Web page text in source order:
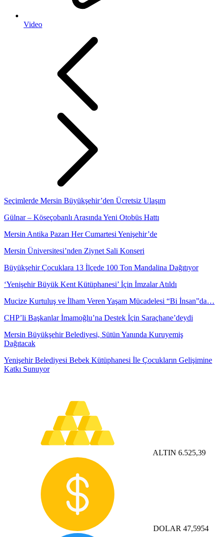
Video
Seçimlerde Mersin Büyükşehir’den Ücretsiz Ulaşım
Gülnar – Köseçobanlı Arasında Yeni Otobüs Hattı
Mersin Antika Pazarı Her Cumartesi Yenişehir’de
Mersin Üniversitesi’nden Ziynet Sali Konseri
Büyükşehir Çocuklara 13 İlçede 100 Ton Mandalina Dağıtıyor
‘Yenişehir Büyük Kent Kütüphanesi’ İçin İmzalar Atıldı
Mucize Kurtuluş ve İlham Veren Yaşam Mücadelesi “Bi İnsan”da…
CHP’li Başkanlar İmamoğlu’na Destek İçin Saraçhane’deydi
Mersin Büyükşehir Belediyesi, Sütün Yanında Kuruyemiş
Dağıtacak
Yenişehir Belediyesi Bebek Kütüphanesi İle Çocukların Gelişimine
Katkı Sunuyor
ALTIN 6.525,39
DOLAR 47,5954